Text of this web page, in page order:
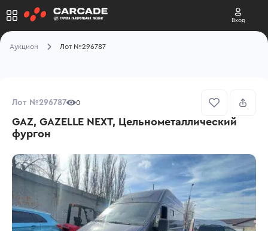
Вход
Аукцион Лот №296787
Лот №296787 0
GAZ, GAZELLE NEXT, Цельнометаллический
фургон